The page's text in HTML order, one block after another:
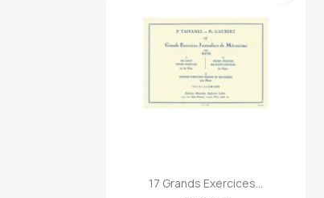
 Anteprima
17 Grands Exercices...